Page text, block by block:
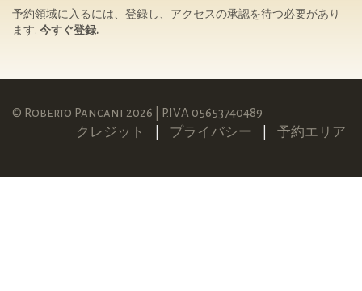
予約領域に入るには、登録し、アクセスの承認を待つ必要があり
ます. 今すぐ登録.
© Roberto Pancani 2026 | P.IVA 05653740489
クレジット
プライバシー 予約エリア